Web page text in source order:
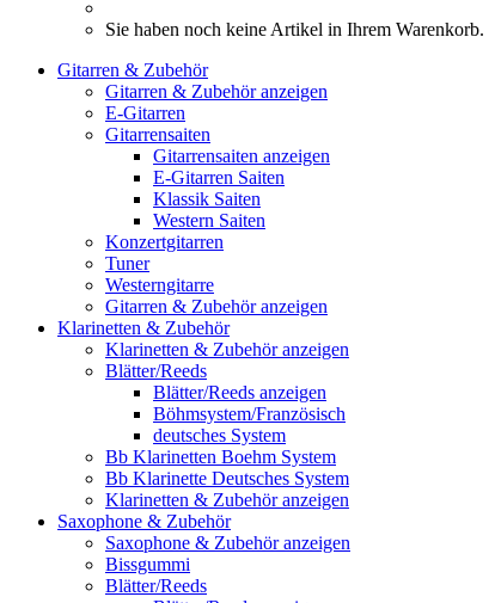
Sie haben noch keine Artikel in Ihrem Warenkorb.
Gitarren & Zubehör
Gitarren & Zubehör anzeigen
E-Gitarren
Gitarrensaiten
Gitarrensaiten anzeigen
E-Gitarren Saiten
Klassik Saiten
Western Saiten
Konzertgitarren
Tuner
Westerngitarre
Gitarren & Zubehör anzeigen
Klarinetten & Zubehör
Klarinetten & Zubehör anzeigen
Blätter/Reeds
Blätter/Reeds anzeigen
Böhmsystem/Französisch
deutsches System
Bb Klarinetten Boehm System
Bb Klarinette Deutsches System
Klarinetten & Zubehör anzeigen
Saxophone & Zubehör
Saxophone & Zubehör anzeigen
Bissgummi
Blätter/Reeds